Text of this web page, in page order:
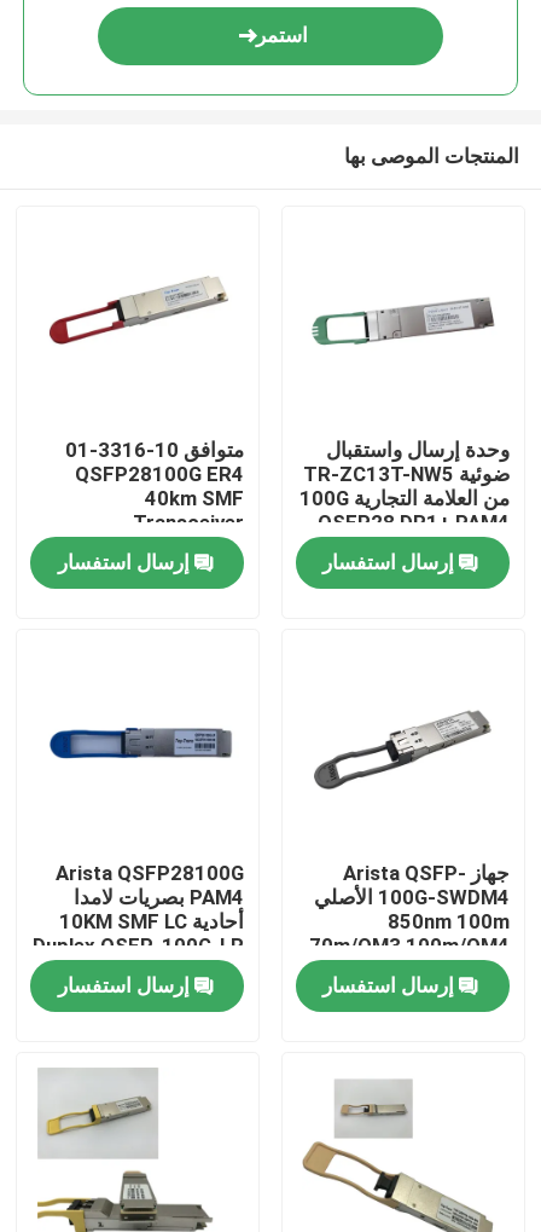
مسكن
جولة في المعمل
اتصل بنا
أخبار
وحدة بصرية 400G/800G
وحدة 100G QSFP28
استمر
المنتجات الموصى بها
وحدة إرسال واستقبال
ضوئية TR-ZC13T-NW5
من العلامة التجارية 100G
QSFP28 DR1+ PAM4
500M
إرسال استفسار
متوافق 10-3316-01
QSFP28100G ER4
40km SMF
Transceiver
إرسال استفسار
جهاز Arista QSFP-
100G-SWDM4 الأصلي
850nm 100m
70m/OM3 100m/OM4
ناقل MMF مزدوج
إرسال استفسار
Arista QSFP28100G
PAM4 بصريات لامدا
أحادية 10KM SMF LC
Duplex QSFP-100G-LR
إرسال استفسار